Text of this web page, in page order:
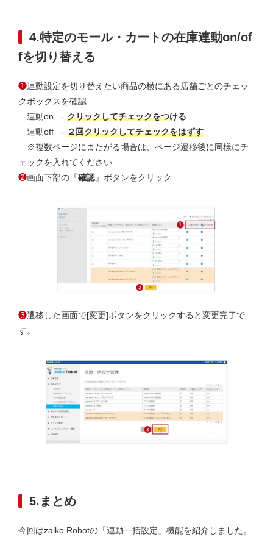
4.特定のモール・カートの在庫連動on/of
fを切り替える
❶連動設定を切り替えたい商品の横にある店舗ごとのチェッ
クボックスを確認
連動on → クリックしてチェックをつける
連動off → ２回クリックしてチェックをはずす
※複数ページにまたがる場合は、ページ遷移後に同様にチ
ェックを入れてください
❷画面下部の『確認』ボタンをクリック
❸遷移した画面で[変更]ボタンをクリックすると変更完了で
す。
5.まとめ
今回はzaiko Robotの「連動一括設定」機能を紹介しました。